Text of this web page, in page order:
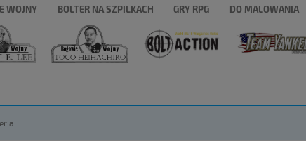
WOJNY BOLTER NA SZPILKACH GRY RPG DO MALOWANIA